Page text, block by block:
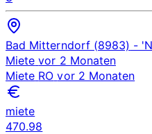
Bad Mitterndorf (8983) -
Miete vor 2 Monaten
Miete RO vor 2 Monaten
miete
470.98